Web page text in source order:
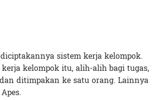
sistem kerja kelompok.
kelompok itu, alih-alih bagi tugas,
ditimpakan ke satu orang. Lainnya
Apes.